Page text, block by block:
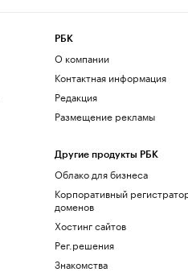
РБК
О компании
Контактная информация
Редакция
Размещение рекламы
Другие продукты РБК
Облако для бизнеса
Корпоративный
доменов
Хостинг сайтов
Рег.решения
Знакомства